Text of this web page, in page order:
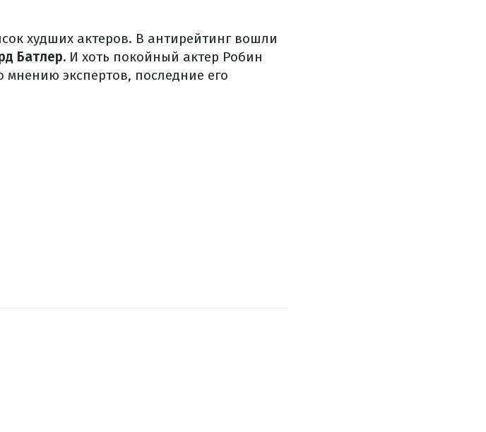
худших актеров. В антирейтинг вошли
Батлер. И хоть покойный актер Робин
мнению экспертов, последние его